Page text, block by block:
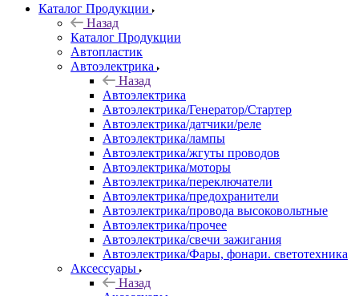
Каталог Продукции
Назад
Каталог Продукции
Автопластик
Автоэлектрика
Назад
Автоэлектрика
Автоэлектрика/Генератор/Стартер
Автоэлектрика/датчики/реле
Автоэлектрика/лампы
Автоэлектрика/жгуты проводов
Автоэлектрика/моторы
Автоэлектрика/переключатели
Автоэлектрика/предохранители
Автоэлектрика/провода высоковольтные
Автоэлектрика/прочее
Автоэлектрика/свечи зажигания
Автоэлектрика/Фары, фонари. светотехника
Аксессуары
Назад